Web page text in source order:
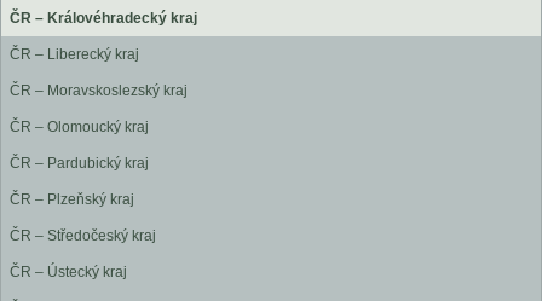
ČR – Královéhradecký kraj
ČR – Liberecký kraj
ČR – Moravskoslezský kraj
ČR – Olomoucký kraj
ČR – Pardubický kraj
ČR – Plzeňský kraj
ČR – Středočeský kraj
ČR – Ústecký kraj